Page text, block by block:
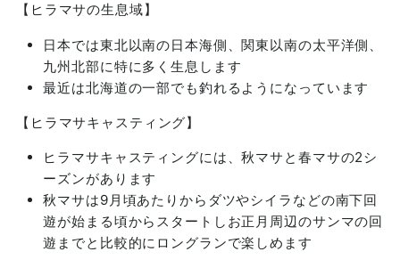
【ヒラマサの生息域】
日本では東北以南の日本海側、関東以南の太平洋側、
九州北部に特に多く生息します
最近は北海道の一部でも釣れるようになっています
【ヒラマサキャスティング】
ヒラマサキャスティングには、秋マサと春マサの2シ
ーズンがあります
秋マサは9月頃あたりからダツやシイラなどの南下回
遊が始まる頃からスタートしお正月周辺のサンマの回
遊までと比較的にロングランで楽しめます